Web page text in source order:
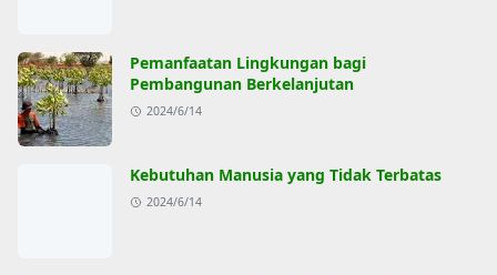
Pemanfaatan Lingkungan bagi
Pembangunan Berkelanjutan
2024/6/14
Kebutuhan Manusia yang Tidak Terbatas
2024/6/14